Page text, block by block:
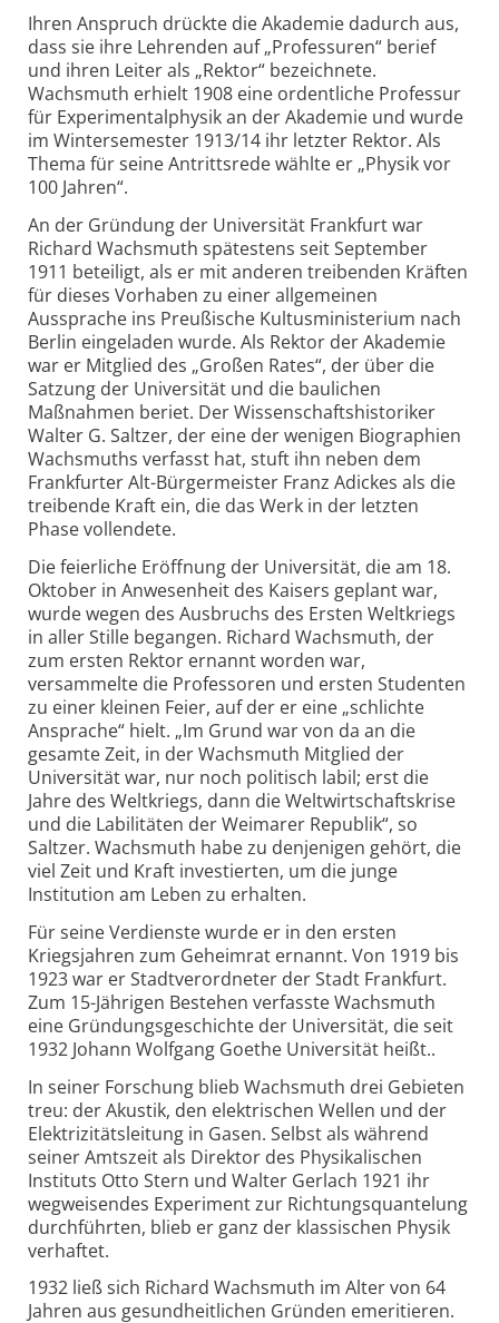
Ihren Anspruch drückte die Akademie dadurch aus,
dass sie ihre Lehrenden auf „Professuren“ berief
und ihren Leiter als „Rektor“ bezeichnete.
Wachsmuth erhielt 1908 eine ordentliche Professur
für Experimentalphysik an der Akademie und wurde
im Wintersemester 1913/14 ihr letzter Rektor. Als
Thema für seine Antrittsrede wählte er „Physik vor
100 Jahren“.
An der Gründung der Universität Frankfurt war
Richard Wachsmuth spätestens seit September
1911 beteiligt, als er mit anderen treibenden Kräften
für dieses Vorhaben zu einer allgemeinen
Aussprache ins Preußische Kultusministerium nach
Berlin eingeladen wurde. Als Rektor der Akademie
war er Mitglied des „Großen Rates“, der über die
Satzung der Universität und die baulichen
Maßnahmen beriet. Der Wissenschaftshistoriker
Walter G. Saltzer, der eine der wenigen Biographien
Wachsmuths verfasst hat, stuft ihn neben dem
Frankfurter Alt-Bürgermeister Franz Adickes als die
treibende Kraft ein, die das Werk in der letzten
Phase vollendete.
Die feierliche Eröffnung der Universität, die am 18.
Oktober in Anwesenheit des Kaisers geplant war,
wurde wegen des Ausbruchs des Ersten Weltkriegs
in aller Stille begangen. Richard Wachsmuth, der
zum ersten Rektor ernannt worden war,
versammelte die Professoren und ersten Studenten
zu einer kleinen Feier, auf der er eine „schlichte
Ansprache“ hielt. „Im Grund war von da an die
gesamte Zeit, in der Wachsmuth Mitglied der
Universität war, nur noch politisch labil; erst die
Jahre des Weltkriegs, dann die Weltwirtschaftskrise
und die Labilitäten der Weimarer Republik“, so
Saltzer. Wachsmuth habe zu denjenigen gehört, die
viel Zeit und Kraft investierten, um die junge
Institution am Leben zu erhalten.
Für seine Verdienste wurde er in den ersten
Kriegsjahren zum Geheimrat ernannt. Von 1919 bis
1923 war er Stadtverordneter der Stadt Frankfurt.
Zum 15-Jährigen Bestehen verfasste Wachsmuth
eine Gründungsgeschichte der Universität, die seit
1932 Johann Wolfgang Goethe Universität heißt..
In seiner Forschung blieb Wachsmuth drei Gebieten
treu: der Akustik, den elektrischen Wellen und der
Elektrizitätsleitung in Gasen. Selbst als während
seiner Amtszeit als Direktor des Physikalischen
Instituts Otto Stern und Walter Gerlach 1921 ihr
wegweisendes Experiment zur Richtungsquantelung
durchführten, blieb er ganz der klassischen Physik
verhaftet.
1932 ließ sich Richard Wachsmuth im Alter von 64
Jahren aus gesundheitlichen Gründen emeritieren.